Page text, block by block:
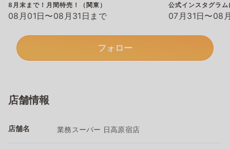
8月末まで！月間特売！（関東）
08月01日〜08月31日まで
公式インスタグラ
07月31日〜08
フォロー
店舗情報
店舗名 業務スーパー 日高原宿店